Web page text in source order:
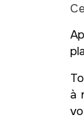
à